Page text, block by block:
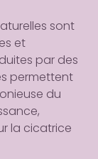
sont
et
par des
permettent
du
la cicatrice